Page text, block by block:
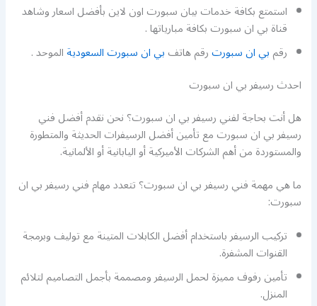
استمتع بكافة خدمات بيان سبورت اون لاين بأفضل اسعار وشاهد
قناة بي ان سبورت بكافة مبارياتها .
رقمبي ان سبورترقم هاتفبي ان سبورت السعوديةالموحد .
احدث رسيفر بي ان سبورت
هل أنت بحاجة لفني رسيفر بي ان سبورت؟ نحن نقدم أفضل فني
رسيفر بي ان سبورت مع تأمين أفضل الرسيفرات الحديثة والمتطورة
والمستوردة من أهم الشركات الأميركية أو اليابانية أو الألمانية.
ما هي مهمة فني رسيفر بي ان سبورت؟ تتعدد مهام فني رسيفر بي ان
سبورت:
تركيب الرسيفر باستخدام أفضل الكابلات المتينة مع توليف وبرمجة
القنوات المشفرة.
تأمين رفوف مميزة لحمل الرسيفر ومصممة بأجمل التصاميم لتلائم
المنزل.